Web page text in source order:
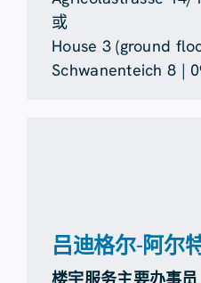
或
House 3 (ground
Schwanenteich 8 |
吕迪格尔-阿尔